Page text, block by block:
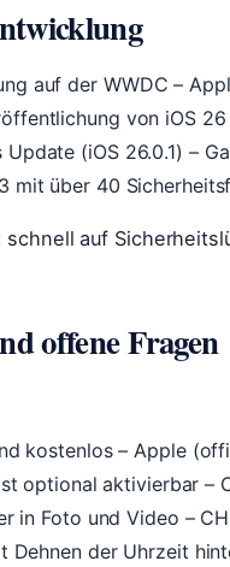
auf der WWDC –
von iOS
Update (iOS 26.0.1) –
mit über 40
auf
offene Fragen
kostenlos – Apple
optional aktivierbar –
in Foto und Video –
Dehnen der Uhrzeit